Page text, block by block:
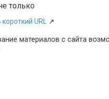
только
URL ↗
материалов с сайта